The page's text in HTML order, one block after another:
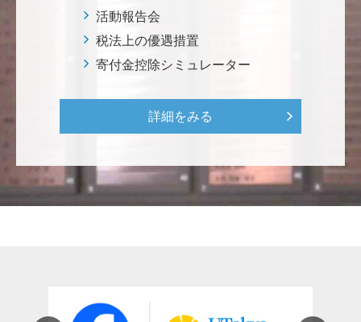
紺野 邦昭
世界のISAKI」を実現し、日本を、そして世界をリー
ス・プロジェクト（三崎臨海実験所）>
穴吹 善範
昨春に開催された小石川植物園の観桜会は素晴らし
用いただけると幸いです。 <東京大学動物医療センタ
活動報告会
税法上の優遇措置
寄付金控除シミュレーター
詳細をみる